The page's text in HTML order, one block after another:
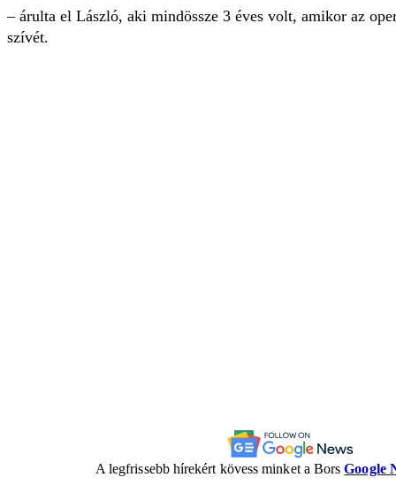
– árulta el László, aki mindössze 3 éves volt, amikor az
szívét.
A legfrissebb hírekért kövess minket a BorsGoogle